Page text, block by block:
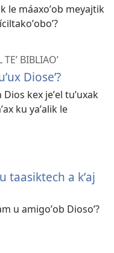
le máaxoʼob meyajtik
BIBLIAOʼ
Dioseʼ?
kex jeʼel tuʼuxak
ku yaʼalik le
taasiktech a kʼaj
u amigoʼob Diosoʼ?